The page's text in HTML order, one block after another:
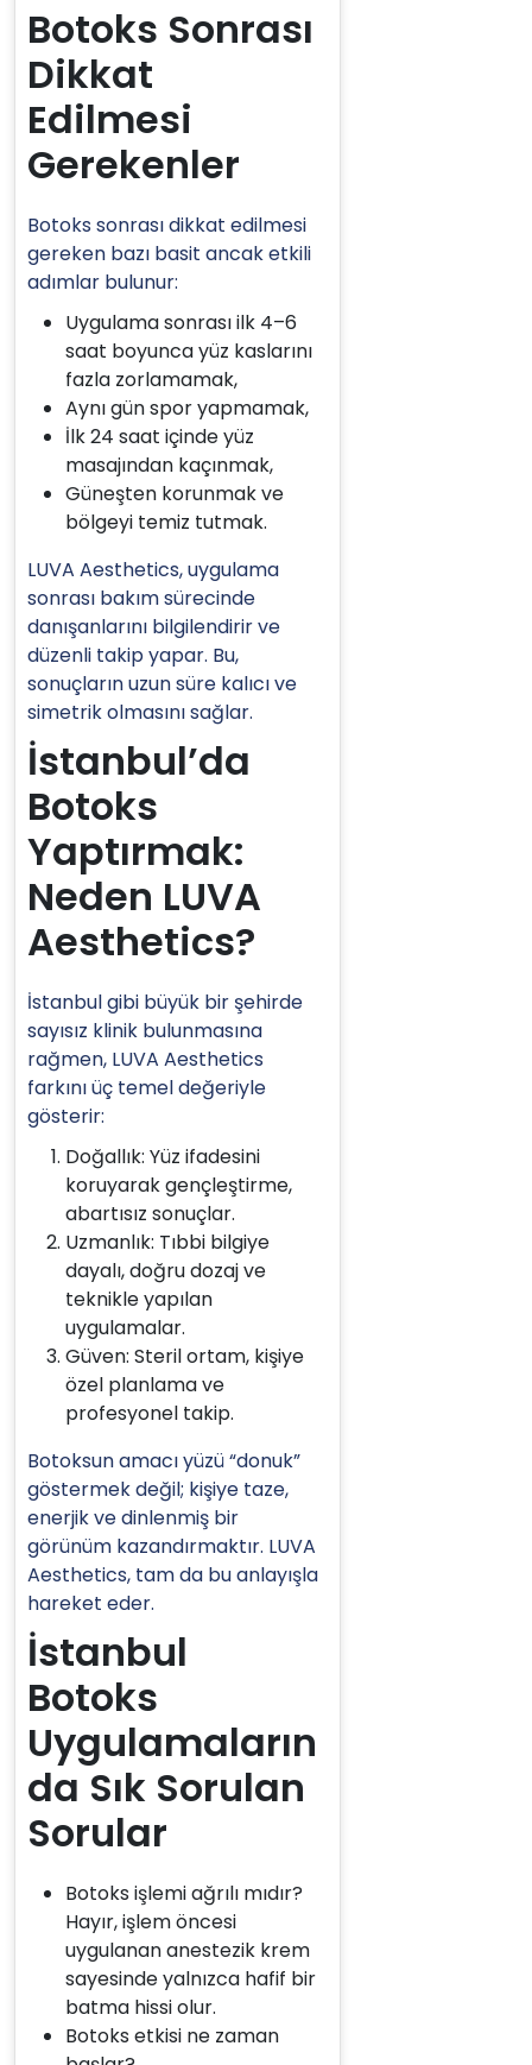
Botoks Sonrası
Dikkat
Edilmesi
Gerekenler
Botoks sonrası dikkat edilmesi
gereken bazı basit ancak etkili
adımlar bulunur:
Uygulama sonrası ilk 4–6
saat boyunca yüz kaslarını
fazla zorlamamak,
Aynı gün spor yapmamak,
İlk 24 saat içinde yüz
masajından kaçınmak,
Güneşten korunmak ve
bölgeyi temiz tutmak.
LUVA Aesthetics, uygulama
sonrası bakım sürecinde
danışanlarını bilgilendirir ve
düzenli takip yapar. Bu,
sonuçların uzun süre kalıcı ve
simetrik olmasını sağlar.
İstanbul’da
Botoks
Yaptırmak:
Neden LUVA
Aesthetics?
İstanbul gibi büyük bir şehirde
sayısız klinik bulunmasına
rağmen, LUVA Aesthetics
farkını üç temel değeriyle
gösterir:
Doğallık: Yüz ifadesini
koruyarak gençleştirme,
abartısız sonuçlar.
Uzmanlık: Tıbbi bilgiye
dayalı, doğru dozaj ve
teknikle yapılan
uygulamalar.
Güven: Steril ortam, kişiye
özel planlama ve
profesyonel takip.
Botoksun amacı yüzü “donuk”
göstermek değil; kişiye taze,
enerjik ve dinlenmiş bir
görünüm kazandırmaktır. LUVA
Aesthetics, tam da bu anlayışla
hareket eder.
İstanbul
Botoks
Uygulamaların
da Sık Sorulan
Sorular
Botoks işlemi ağrılı mıdır?
Hayır, işlem öncesi
uygulanan anestezik krem
sayesinde yalnızca hafif bir
batma hissi olur.
Botoks etkisi ne zaman